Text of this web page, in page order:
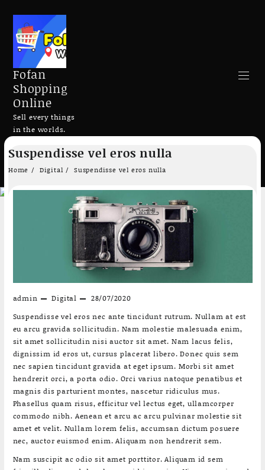
Skip
content
Fofan
Shopping
Online
Sell every things
in the worlds.
Suspendisse vel eros nulla
Home Digital Suspendisse vel eros nulla
admin Digital
28/07/2020
Suspendisse vel eros nec ante tincidunt rutrum. Nullam at est
eu arcu gravida sollicitudin. Nam molestie malesuada enim,
sit amet sollicitudin nisi auctor sit amet. Nam lacus felis,
dignissim id eros ut, cursus placerat libero. Donec quis sem
nec sapien tincidunt gravida at eget ipsum. Morbi sit amet
hendrerit orci, a porta odio. Orci varius natoque penatibus et
magnis dis parturient montes, nascetur ridiculus mus.
Phasellus quam risus, efficitur vel lectus eget, ullamcorper
commodo nibh. Aenean et arcu ac arcu pulvinar molestie sit
amet et velit. Nullam lorem felis, accumsan dictum posuere
nec, auctor euismod enim. Aliquam non hendrerit sem.
Nam suscipit ac odio sit amet porttitor. Aliquam id sem
Add to cart